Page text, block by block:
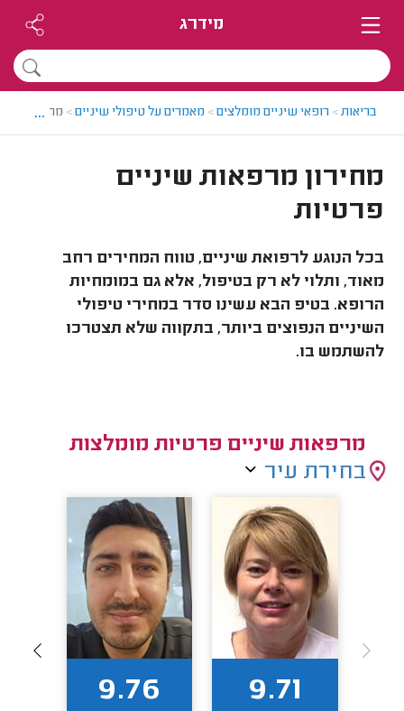
מידרג
בריאות> רופאי שיניים מומלצים> מאמרים על טיפולי שיניים> מחירון
...
מחירון מרפאות שיניים
פרטיות
בכל הנוגע לרפואת שיניים, טווח המחירים רחב
מאוד, ותלוי לא רק בטיפול, אלא גם במומחיות
הרופא. בטיפ הבא עשינו סדר במחירי טיפולי
השיניים הנפוצים ביותר, בתקווה שלא תצטרכו
להשתמש בו.
מרפאות שיניים פרטיות מומלצות
בחירת עיר
9.71
9.76